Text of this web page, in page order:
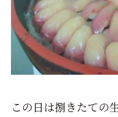
この日は捌きたての